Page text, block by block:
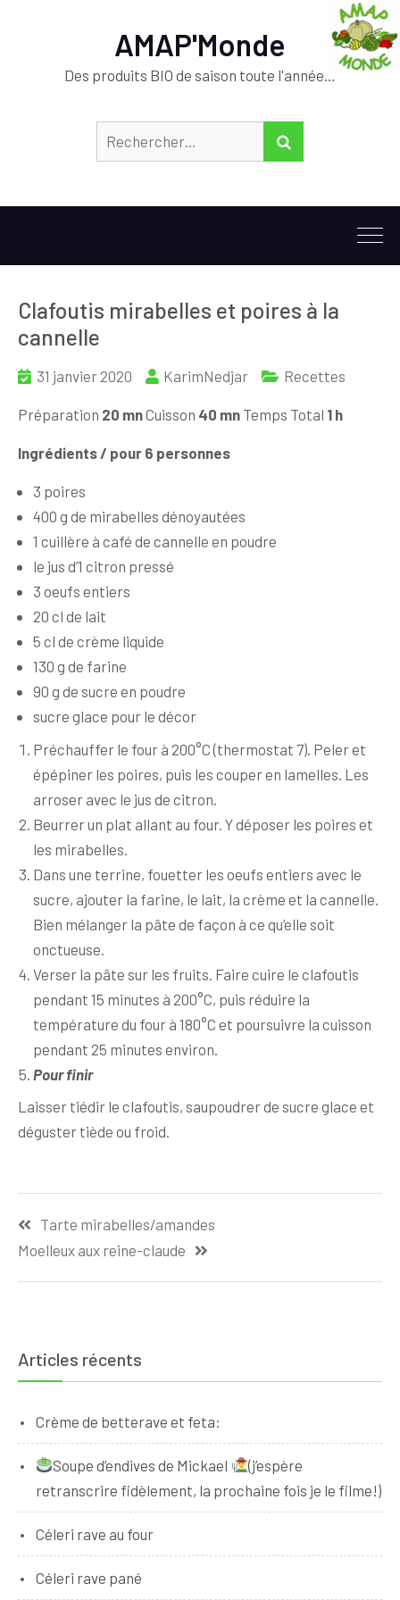
AMAP'Monde
Des produits BIO de saison toute l'année…
Clafoutis mirabelles et poires à la
cannelle
31 janvier 2020 KarimNedjar Recettes
Préparation 20 mnCuisson 40 mn Temps Total 1 h
Ingrédients / pour 6 personnes
3 poires
400 g de mirabelles dénoyautées
1 cuillère à café de cannelle en poudre
le jus d’1 citron pressé
3 oeufs entiers
20 cl de lait
5 cl de crème liquide
130 g de farine
90 g de sucre en poudre
sucre glace pour le décor
Préchauffer le four à 200°C (thermostat 7). Peler et
épépiner les poires, puis les couper en lamelles. Les
arroser avec le jus de citron.
Beurrer un plat allant au four. Y déposer les poires et
les mirabelles.
Dans une terrine, fouetter les oeufs entiers avec le
sucre, ajouter la farine, le lait, la crème et la cannelle.
Bien mélanger la pâte de façon à ce qu’elle soit
onctueuse.
Verser la pâte sur les fruits. Faire cuire le clafoutis
pendant 15 minutes à 200°C, puis réduire la
température du four à 180°C et poursuivre la cuisson
pendant 25 minutes environ.
Pour finir
Laisser tiédir le clafoutis, saupoudrer de sucre glace et
déguster tiède ou froid.
Tarte mirabelles/amandes
Moelleux aux reine-claude
Articles récents
Crème de betterave et feta:
Soupe d’endives de Mickael
(j’espère
retranscrire fidèlement, la prochaine fois je le filme!)
Céleri rave au four
Céleri rave pané